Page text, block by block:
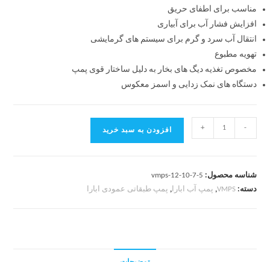
مناسب برای اطفای حریق
افزایش فشار آب برای آبیاری
انتقال آب سرد و گرم برای سیستم های گرمایشی
تهویه مطبوع
مخصوص تغذیه دیگ های بخار به دلیل ساختار قوی پمپ
دستگاه های نمک زدایی و اسمز معکوس
-
+ افزودن به سبد خرید
شناسه محصول: vmps-12-10-7-5
دسته:VMPS
, پمپ آب ابارا, پمپ طبقاتی عمودی ابارا